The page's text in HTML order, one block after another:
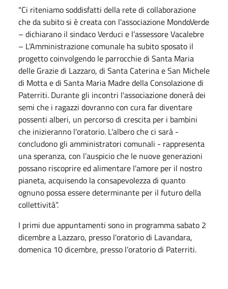
"Ci riteniamo soddisfatti della rete di collaborazione
che da subito si è creata con l'associazione MondoVerde
– dichiarano il sindaco Verduci e l’assessore Vacalebre
– L’Amministrazione comunale ha subito sposato il
progetto coinvolgendo le parrocchie di Santa Maria
delle Grazie di Lazzaro, di Santa Caterina e San Michele
di Motta e di Santa Maria Madre della Consolazione di
Paterriti. Durante gli incontri l'associazione donerà dei
semi che i ragazzi dovranno con cura far diventare
possenti alberi, un percorso di crescita per i bambini
che inizieranno l'oratorio. L'albero che ci sarà -
concludono gli amministratori comunali - rappresenta
una speranza, con l’auspicio che le nuove generazioni
possano riscoprire ed alimentare l'amore per il nostro
pianeta, acquisendo la consapevolezza di quanto
ognuno possa essere determinante per il futuro della
collettività”.
I primi due appuntamenti sono in programma sabato 2
dicembre a Lazzaro, presso l'oratorio di Lavandara,
domenica 10 dicembre, presso l’oratorio di Paterriti.